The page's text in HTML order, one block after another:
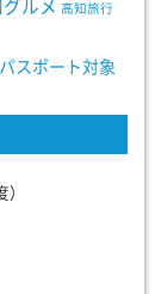
グルメ 高知旅行
スポート対象